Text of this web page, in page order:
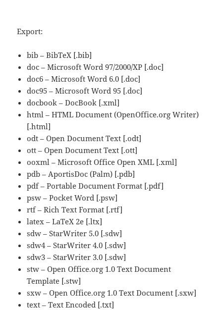
Export:
bib – BibTeX [.bib]
doc – Microsoft Word 97/2000/XP [.doc]
doc6 – Microsoft Word 6.0 [.doc]
doc95 – Microsoft Word 95 [.doc]
docbook – DocBook [.xml]
html – HTML Document (OpenOffice.org Writer)
[.html]
odt – Open Document Text [.odt]
ott – Open Document Text [.ott]
ooxml – Microsoft Office Open XML [.xml]
pdb – AportisDoc (Palm) [.pdb]
pdf – Portable Document Format [.pdf]
psw – Pocket Word [.psw]
rtf – Rich Text Format [.rtf]
latex – LaTeX 2e [.ltx]
sdw – StarWriter 5.0 [.sdw]
sdw4 – StarWriter 4.0 [.sdw]
sdw3 – StarWriter 3.0 [.sdw]
stw – Open Office.org 1.0 Text Document
Template [.stw]
sxw – Open Office.org 1.0 Text Document [.sxw]
text – Text Encoded [.txt]